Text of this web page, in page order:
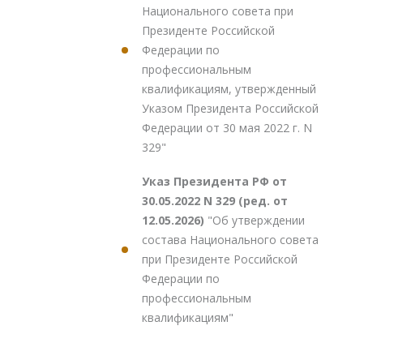
Национального совета при
Президенте Российской
Федерации по
профессиональным
квалификациям, утвержденный
Указом Президента Российской
Федерации от 30 мая 2022 г. N
329"
Указ Президента РФ от
30.05.2022 N 329 (ред. от
12.05.2026) "Об утверждении
состава Национального совета
при Президенте Российской
Федерации по
профессиональным
квалификациям"